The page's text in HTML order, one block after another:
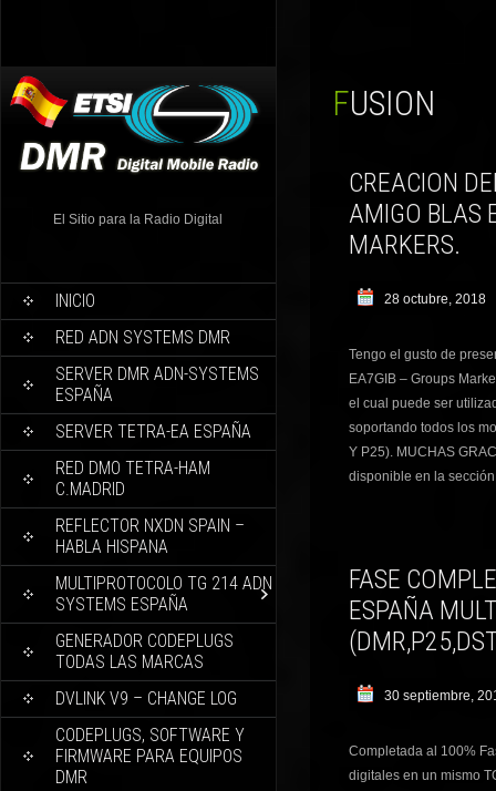
El Sitio para la Radio Digital
INICIO
RED ADN SYSTEMS DMR
SERVER DMR ADN-SYSTEMS
ESPAÑA
SERVER TETRA-EA ESPAÑA
RED DMO TETRA-HAM
C.MADRID
REFLECTOR NXDN SPAIN –
HABLA HISPANA
MULTIPROTOCOLO TG 214 ADN
SYSTEMS ESPAÑA
GENERADOR CODEPLUGS
TODAS LAS MARCAS
DVLINK V9 – CHANGE LOG
CODEPLUGS, SOFTWARE Y
FIRMWARE PARA EQUIPOS
DMR
FUSION
CREACION
AMIGO BLAS
MARKERS.
28 octubre, 2018
Tengo el gusto de
EA7GIB – Groups
el cual puede ser
soportando todos los
Y P25). MUCHAS
disponible en la
FASE
ESPAÑA
30 septiembre,
Completada al 100%
digitales en un mismo